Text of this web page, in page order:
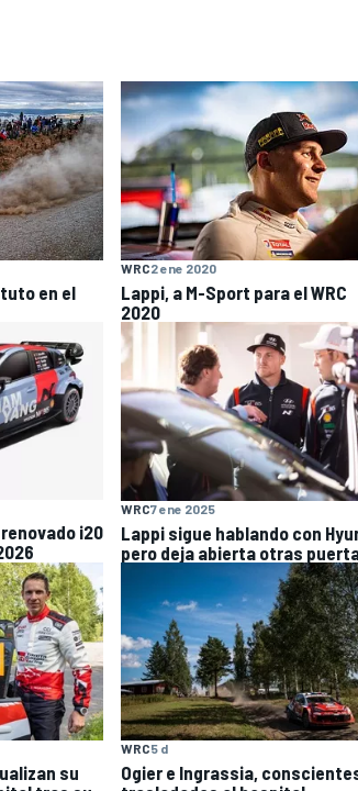
en el
WRC2 ene 2020
Lappi, a M-Sport para el WRC
2020
i20
WRC7 ene 2025
Lappi sigue hablando con
pero deja abierta otras
su
WRC5 d
Ogier e Ingrassia,